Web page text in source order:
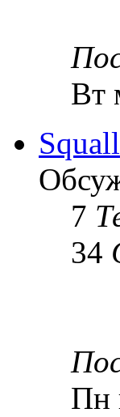
Вт
Squall
7
34
Пн